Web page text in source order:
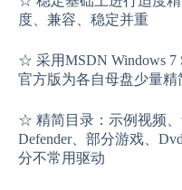
度、兼容、稳定并重
☆ 采用MSDN Windows 7
官方版为各自母盘少量
☆ 精简目录：示例视频、
Defender、部分游戏、
分不常用驱动